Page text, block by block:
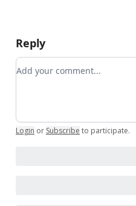
Reply
Add your comment
Login or Subscribe to participate.